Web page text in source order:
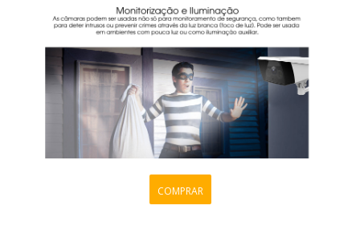
COMPRAR